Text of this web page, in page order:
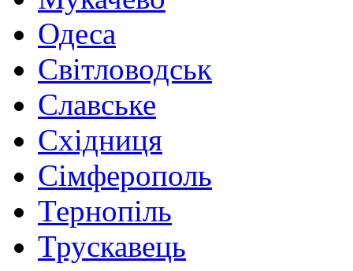
Одеса
Світловодськ
Славське
Східниця
Сімферополь
Тернопіль
Трускавець